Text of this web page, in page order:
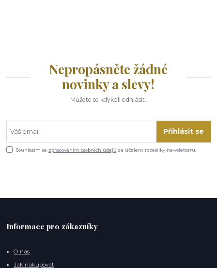
Nepropásněte žádné
novinky a slevy!
Můžete se kdykoli odhlásit.
Přihlásit se
Souhlasím se zpracováním osobních údajů za účelem rozesílky newsletteru.
Informace pro zákazníky
O nás
Jak nakupovat